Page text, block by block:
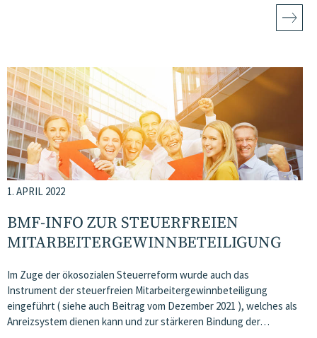
1. APRIL 2022
BMF-INFO ZUR STEUERFREIEN
MITARBEITERGEWINNBETEILIGUNG
Im Zuge der ökosozialen Steuerreform wurde auch das
Instrument der steuerfreien Mitarbeitergewinnbeteiligung
eingeführt ( siehe auch Beitrag vom Dezember 2021 ), welches als
Anreizsystem dienen kann und zur stärkeren Bindung der…